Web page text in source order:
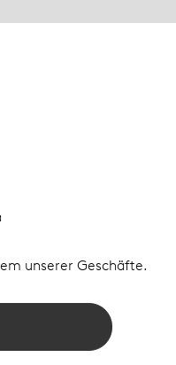
unserer Geschäfte.